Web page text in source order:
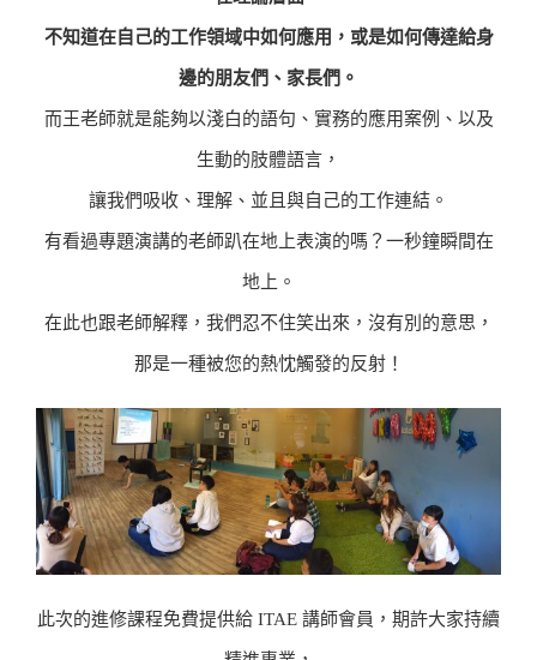
不知道在自己的工作領域中如何應用，或是如何傳達給身
邊的朋友們、家長們。
而王老師就是能夠以淺白的語句、實務的應用案例、以及
生動的肢體語言，
讓我們吸收、理解、並且與自己的工作連結。
有看過專題演講的老師趴在地上表演的嗎？一秒鐘瞬間在
地上。
在此也跟老師解釋，我們忍不住笑出來，沒有別的意思，
那是一種被您的熱忱觸發的反射！
此次的進修課程免費提供給 ITAE 講師會員，期許大家持續